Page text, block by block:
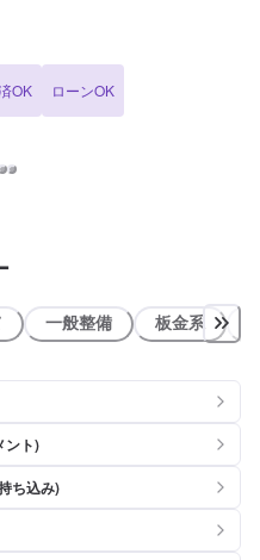
ターの資格も持ち合わせたエンジニ
バーや小物まで自分好みのオリジナ
OK ローンOK
一般整備 板金系
ント)
ち込み)